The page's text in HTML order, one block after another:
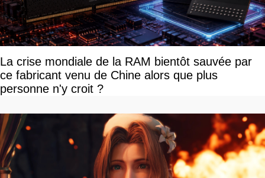
La crise mondiale de la RAM bientôt sauvée par
ce fabricant venu de Chine alors que plus
personne n'y croit ?